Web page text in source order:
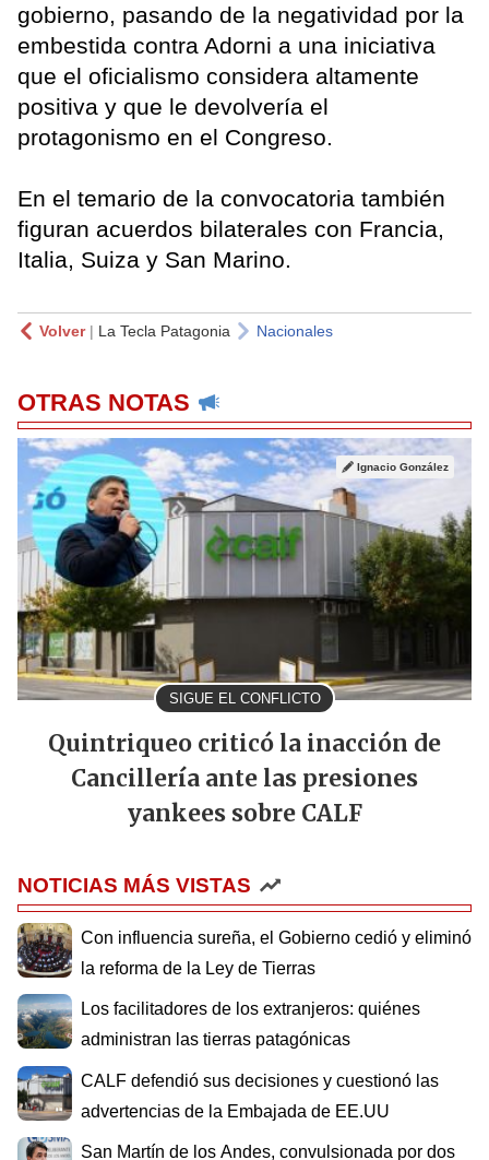
gobierno, pasando de la negatividad por la
embestida contra Adorni a una iniciativa
que el oficialismo considera altamente
positiva y que le devolvería el
protagonismo en el Congreso.
En el temario de la convocatoria también
figuran acuerdos bilaterales con Francia,
Italia, Suiza y San Marino.
Volver| La Tecla Patagonia Nacionales
OTRAS NOTAS
SIGUE EL CONFLICTO
Ignacio González
Quintriqueo criticó la inacción de
Cancillería ante las presiones
yankees sobre CALF
NOTICIAS MÁS VISTAS
Con influencia sureña, el Gobierno cedió y eliminó
la reforma de la Ley de Tierras
Los facilitadores de los extranjeros: quiénes
administran las tierras patagónicas
CALF defendió sus decisiones y cuestionó las
advertencias de la Embajada de EE.UU
San Martín de los Andes, convulsionada por dos